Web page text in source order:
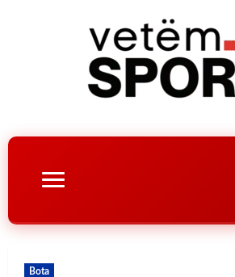
Bota